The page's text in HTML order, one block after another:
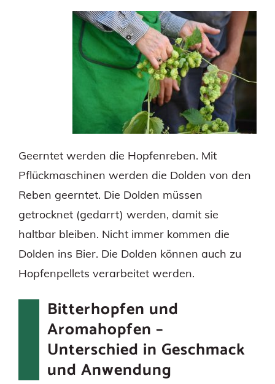
Geerntet werden die Hopfenreben. Mit
Pflückmaschinen werden die Dolden von den
Reben geerntet. Die Dolden müssen
getrocknet (gedarrt) werden, damit sie
haltbar bleiben. Nicht immer kommen die
Dolden ins Bier. Die Dolden können auch zu
Hopfenpellets verarbeitet werden.
Bitterhopfen und
Aromahopfen –
Unterschied in Geschmack
und Anwendung